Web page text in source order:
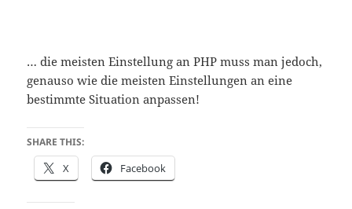
… die meisten Einstellung an PHP muss man jedoch,
genauso wie die meisten Einstellungen an eine
bestimmte Situation anpassen!
SHARE THIS:
X Facebook